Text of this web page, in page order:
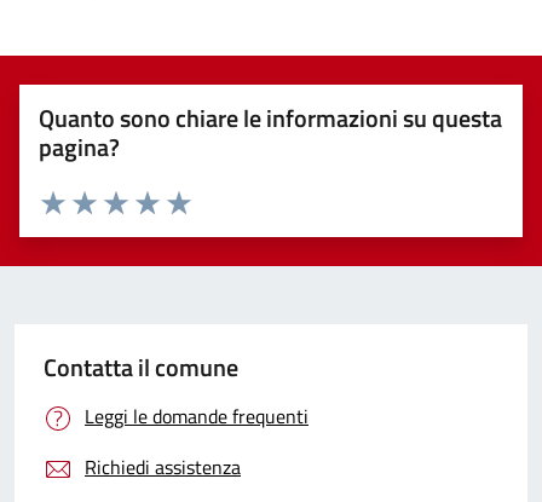
Quanto sono chiare le informazioni su questa
pagina?
Valuta 5 stelle su 5
Valuta 4 stelle su 5
Valuta 3 stelle su 5
Valuta 2 stelle su 5
Valuta 1 stelle su 5
Contatta il comune
Leggi le domande frequenti
Richiedi assistenza